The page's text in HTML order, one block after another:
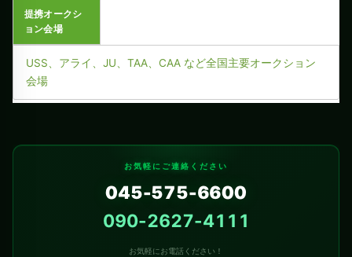
提携オークシ
ョン会場
USS、アライ、JU、TAA、CAA など全国主要オークション
会場
お気軽にご連絡ください
045-575-6600
090-2627-4111
お気軽にお電話ください！